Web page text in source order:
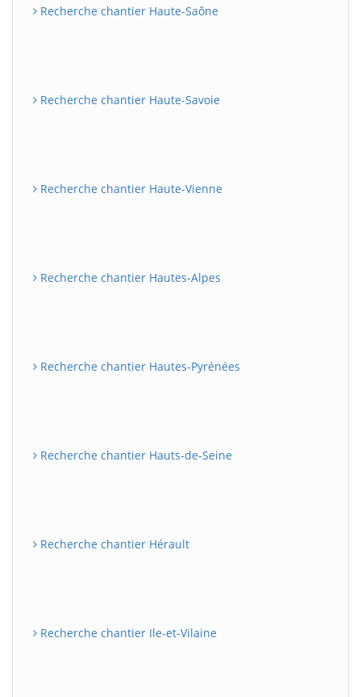
Recherche chantier Haute-Saône
Recherche chantier Haute-Savoie
Recherche chantier Haute-Vienne
Recherche chantier Hautes-Alpes
Recherche chantier Hautes-Pyrénées
Recherche chantier Hauts-de-Seine
Recherche chantier Hérault
Recherche chantier Ile-et-Vilaine